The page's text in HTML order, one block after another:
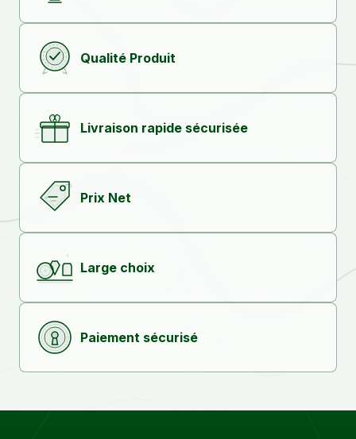
Qualité Produit
Livraison rapide sécurisée
Prix Net
Large choix
Paiement sécurisé